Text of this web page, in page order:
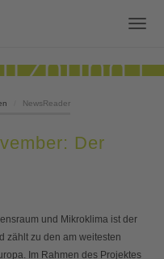
NewsReader
Der
und Mikroklima ist der
zählt zu den am weitesten
Im Rahmen des Projektes